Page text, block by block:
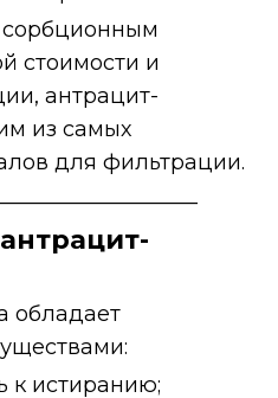
стоимости и
антрацит-
из самых
для фильтрации.
обладает
к истиранию;